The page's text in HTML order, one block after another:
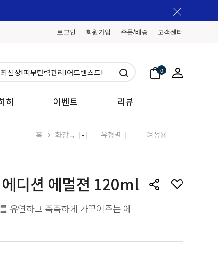
로그인 회원가입 주문/배송 고객센터
0
히 이벤트 리뷰
홈 화장품 유형별 여성용
디션 에멀젼 120ml
유연하고 촉촉하게 가꾸어주는 에